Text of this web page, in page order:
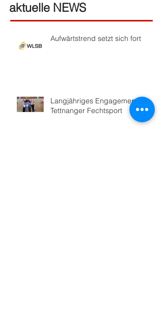
aktuelle NEWS
Aufwärtstrend setzt sich fort
Langjähriges Engagement für
Tettnanger Fechtsport